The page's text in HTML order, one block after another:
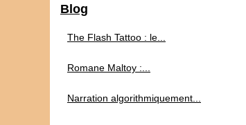
Blog
The Flash Tattoo : le...
Romane Maltoy :...
Narration algorithmiquement...